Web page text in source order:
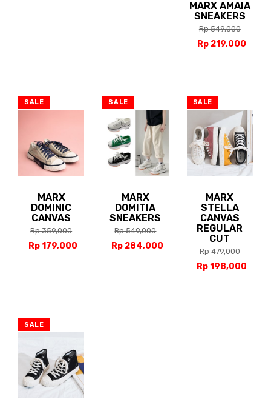
MARX AMAIA
SNEAKERS
Rp 549,000
Rp 219,000
SALE
MARX
DOMINIC
CANVAS
Rp 359,000
Rp 179,000
SALE
MARX
DOMITIA
SNEAKERS
Rp 549,000
Rp 284,000
SALE
MARX
STELLA
CANVAS
REGULAR
CUT
Rp 479,000
Rp 198,000
SALE